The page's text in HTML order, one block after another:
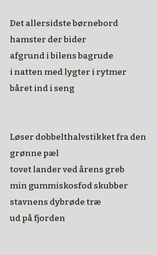
Det allersidste børnebord
hamster der bider
afgrund i bilens bagrude
i natten med lygter i rytmer
båret ind i seng
​Løser dobbelthalvstikket fra den
grønne pæl
tovet lander ved årens greb
min gummiskosfod skubber
stavnens dybrøde træ
ud på fjorden